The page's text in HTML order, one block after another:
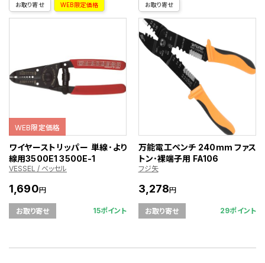
お取り寄せ WEB限定価格
WEB限定価格
ワイヤーストリッパー 単線･より
線用3500E1 3500E-1
VESSEL / ベッセル
1,690円
お取り寄せ 15ポイント
お取り寄せ
万能電工ペンチ 240mm ファス
トン･裸端子用 FA106
フジ矢
3,278円
お取り寄せ 29ポイント